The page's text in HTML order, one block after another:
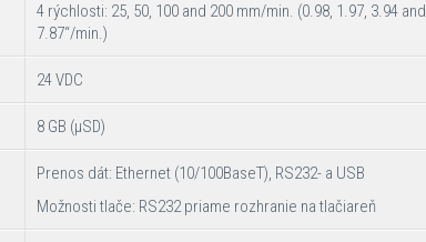
4 rýchlosti: 25, 50, 100 and 200 mm/min. (0.98, 1.97, 3.94 and
7.87“/min.)
24 VDC
8 GB (µSD)
Prenos dát: Ethernet (10/100BaseT), RS232- a USB
Možnosti tlače: RS232 priame rozhranie na tlačiareň